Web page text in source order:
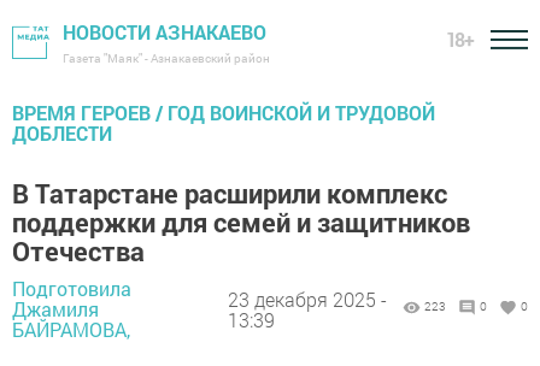
НОВОСТИ АЗНАКАЕВО
Газета "Маяк" - Азнакаевский район
18+
ВРЕМЯ ГЕРОЕВ / ГОД ВОИНСКОЙ И ТРУДОВОЙ
ДОБЛЕСТИ
В Татарстане расширили комплекс
поддержки для семей и защитников
Отечества
Подготовила
Джамиля
БАЙРАМОВА,
23 декабря 2025 -
13:39
223 0 0